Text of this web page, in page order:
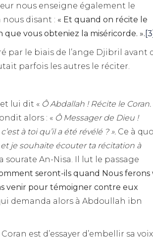
nous enseigne également le
disant : « Et quand on récite le
vous obteniez la miséricorde. ». [3]
par le biais de l’ange Djibril avant
parfois les autres le réciter.
lui dit « Ô Abdallah ! Récite le Coran.
alors : « Ô Messager de Dieu !
à toi qu’il a été révélé ? ». Ce à
je souhaite écouter ta récitation à
An-Nisa. Il lut le passage
seront-ils quand Nous ferons
venir pour témoigner contre eux
demanda alors à Abdoullah ibn
est d’essayer d’embellir sa